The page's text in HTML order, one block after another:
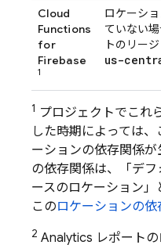
Cloud
Functions
for
Firebase
1
ロケーシ
ていない
トのリー
us-
1 プロジェクトでこれ
した時期によっては
ーションの依存関係
の依存関係は、「デフ
ースのロケーション」
このロケーションの依
2 Analytics レポート